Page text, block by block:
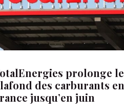
prolonge le
des carburants en
jusqu’en juin